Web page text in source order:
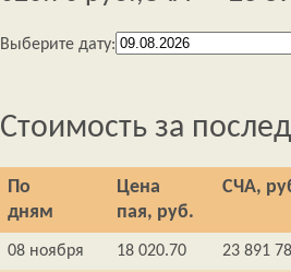
Выберите дату:
Стоимость за
По
дням
Цена
пая, руб.
СЧА,
08 ноября 18 020.70 23 891